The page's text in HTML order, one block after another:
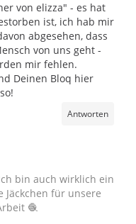
von elizza" - es hat
ist, ich hab mir
abgesehen, dass
von uns geht -
mir fehlen.
Deinen Bloq hier
Antworten
bin auch wirklich ein
Jäckchen für unsere
🧶